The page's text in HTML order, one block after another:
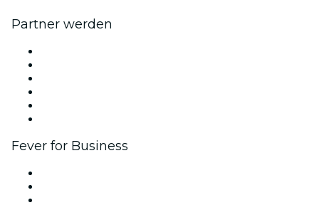
Partner werden
Fever for Business